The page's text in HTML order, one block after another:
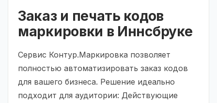
Заказ и печать кодов
маркировки в Иннсбруке
Сервис Контур.Маркировка позволяет
полностью автоматизировать заказ кодов
для вашего бизнеса. Решение идеально
подходит для аудитории: Действующие